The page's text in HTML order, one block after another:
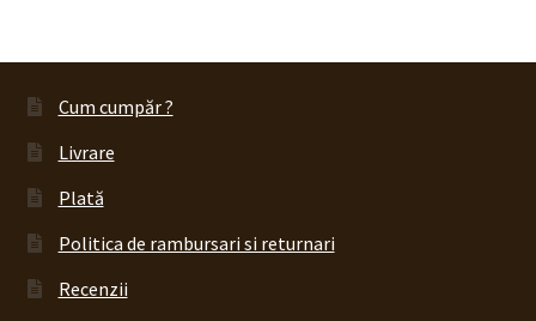
Cum cumpăr ?
Livrare
Plată
Politica de rambursari si returnari
Recenzii